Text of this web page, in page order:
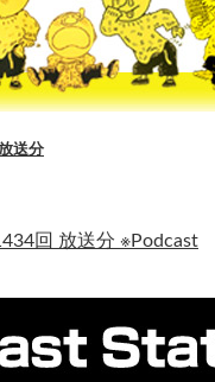
送分
回 放送分 ※Podcast